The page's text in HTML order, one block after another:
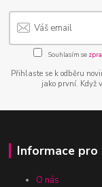
Souhlasím se
Přihlaste se k odběru
jako první. Když
Informace pro
O nás